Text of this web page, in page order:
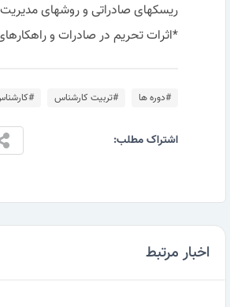
ریسکهای صادراتی و روشهای مدیریت
*اثرات تحریم در صادرات و
#دوره ها #تربیت کارشناس
اشتراک مطلب:
اخبار مرتبط